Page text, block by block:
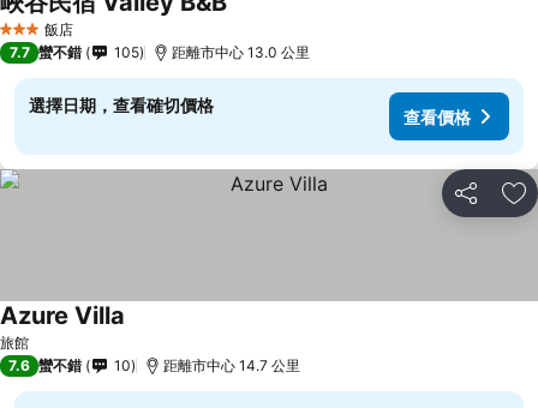
3 星級 飯店
7.7 蠻不錯 105 距離市中心 13.0 公里
選擇日期，查看確切價格
查看價格
分享 加
旅館
Azure Villa
7.6 蠻不錯 10 距離市中心 14.7 公里